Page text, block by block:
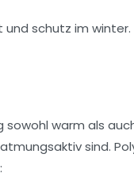
warm als
sind.